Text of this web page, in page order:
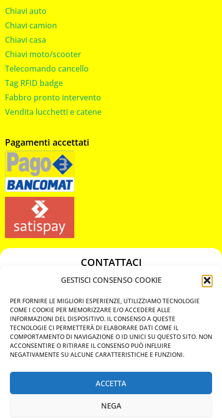
GESTISCI CONSENSO COOKIE
PER FORNIRE LE MIGLIORI ESPERIENZE, UTILIZZIAMO TECNOLOGIE
COME I COOKIE PER MEMORIZZARE E/O ACCEDERE ALLE
INFORMAZIONI DEL DISPOSITIVO. IL CONSENSO A QUESTE
TECNOLOGIE CI PERMETTERÀ DI ELABORARE DATI COME IL
COMPORTAMENTO DI NAVIGAZIONE O ID UNICI SU QUESTO SITO. NON
ACCONSENTIRE O RITIRARE IL CONSENSO PUÒ INFLUIRE
NEGATIVAMENTE SU ALCUNE CARATTERISTICHE E FUNZIONI.
ACCETTA
NEGA
Chiavi auto
Chiavi camion
Chiavi casa
Chiavi moto/scooter
Telecomando cancello
Tag RFID badge
Fabbro pronto intervento
Vendita lucchetti e catene
Pagamenti accettati
CONTATTACI
349 3863811
chiavicodificate@gmail.com
Privacy Policy
Cookie Policy
MAPS
CHIAMA ORA